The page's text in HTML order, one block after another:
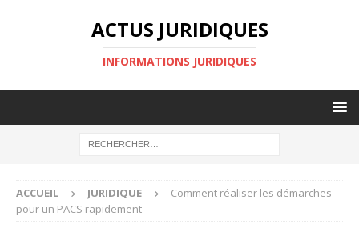
ACTUS JURIDIQUES
INFORMATIONS JURIDIQUES
ACCUEIL JURIDIQUE
Comment réaliser les démarches
pour un PACS rapidement